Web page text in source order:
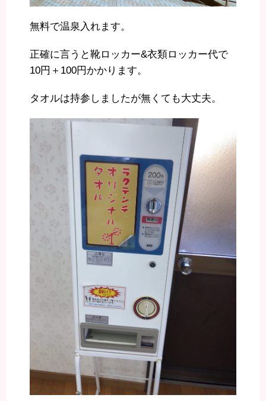
無料で温泉入れます。
正確に言うと靴ロッカー&衣類ロッカー代で
10円＋100円かかります。
タオルは持参しましたが無くても大丈夫。